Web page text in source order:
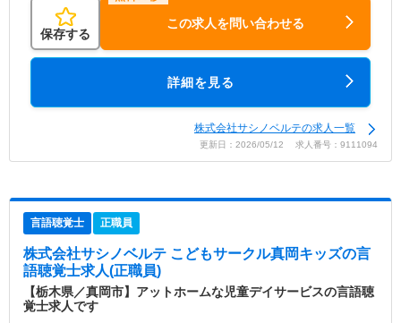
保存する
この求人を問い合わせる
詳細を見る
株式会社サシノベルテの求人一覧
更新日：2026/05/12 求人番号：9111094
言語聴覚士 正職員
株式会社サシノベルテ こどもサークル真岡キッズの言
語聴覚士求人(正職員)
【栃木県／真岡市】アットホームな児童デイサービスの言語聴
覚士求人です